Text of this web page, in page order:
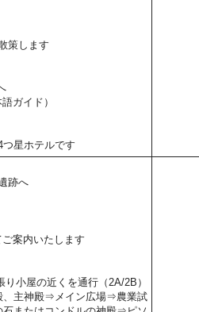
策します
ガイド）
つ星ホテルです
跡へ
案内いたします
小屋の近くを通行（2A/2B）
主神殿⇒メイン広場⇒農業試